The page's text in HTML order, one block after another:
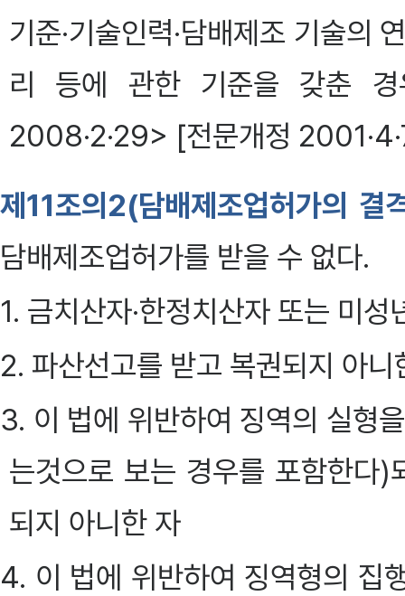
기준·기술인력·담배제조 기술의
리 등에 관한 기준을 갖춘 경
2008·2·29> [전문개정
제11조의2(담배제조업허가의 결
담배제조업허가를 받을 수 없다.
1. 금치산자·한정치산자 또는 미성
2. 파산선고를 받고 복권되지 아니
3. 이 법에 위반하여 징역의 실형
는것으로 보는 경우를 포함한다
되지 아니한 자
4. 이 법에 위반하여 징역형의 집